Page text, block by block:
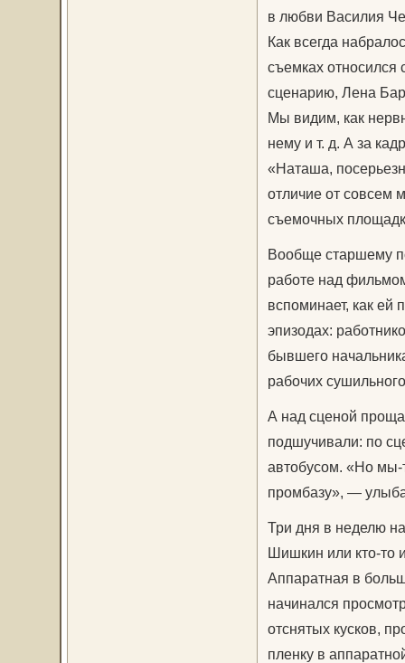
в любви Василия
Как всегда
съемках
сценарию, Лена
Мы видим, как
нему и т. д. А за
«Наташа,
отличие от совсем
съемочных
Вообще старшему
работе над
вспоминает, как ей
эпизодах:
бывшего
рабочих
А над сценой
подшучивали: по
автобусом. «Но мы-
промбазу», —
Три дня в неделю
Шишкин или кто-то
Аппаратная в
начинался
отснятых кусков,
пленку в